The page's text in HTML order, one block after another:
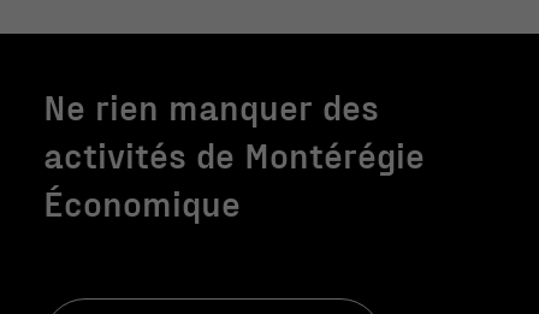
Ne rien manquer des
activités de Montérégie
Économique